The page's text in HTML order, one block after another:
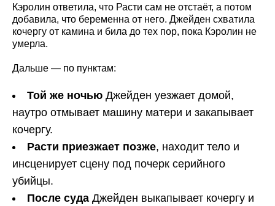
Кэролин ответила, что Расти сам не отстаёт, а потом
добавила, что беременна от него. Джейден схватила
кочергу от камина и била до тех пор, пока Кэролин не
умерла.
Дальше — по пунктам:
Той же ночью Джейден уезжает домой,
наутро отмывает машину матери и закапывает
кочергу.
Расти приезжает позже, находит тело и
инсценирует сцену под почерк серийного
убийцы.
После суда Джейден выкапывает кочергу и